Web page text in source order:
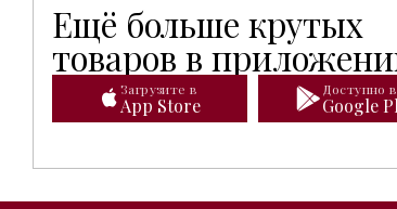
Ещё больше крутых
товаров в
Мобильное приложение Hunters
Загрузите в
App Store
Доступно в
Google